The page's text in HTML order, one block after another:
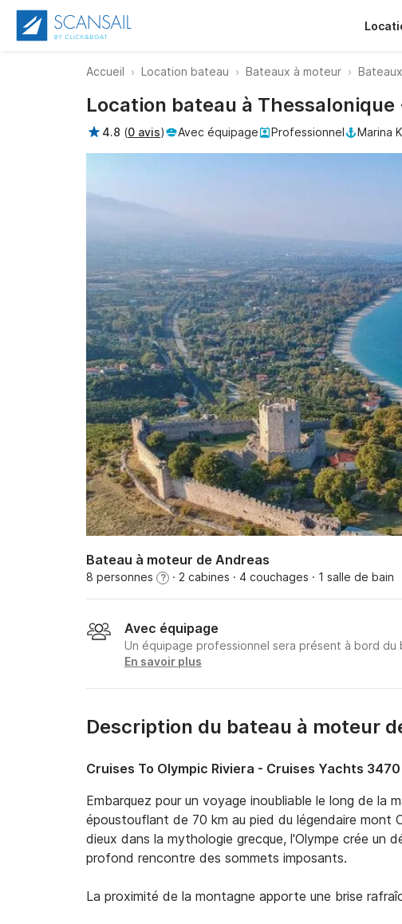
Accueil Location bateau Bateaux à moteur
Location bateau à
4.8 (0 avis) Avec équipage Professionnel Marina
Bateau à moteur de Andreas
8 personnes ? · 2 cabines · 4 couchages · 1 salle de bain
Avec équipage
Un équipage professionnel sera présent à bord du
En savoir plus
Description du bateau à moteur
Cruises To Olympic Riviera - Cruises Yachts
Embarquez pour un voyage inoubliable le long de la
époustouflant de 70 km au pied du légendaire mont
dieux dans la mythologie grecque, l'Olympe crée un
profond rencontre des sommets imposants.
La proximité de la montagne apporte une brise